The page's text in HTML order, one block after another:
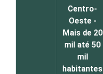
Centro-
Oeste -
Mais de 20
mil até 50
mil
habitantes